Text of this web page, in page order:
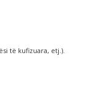
të kufizuara, etj.).